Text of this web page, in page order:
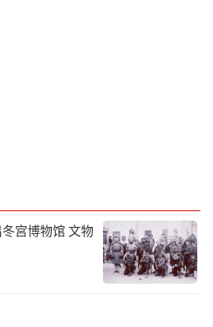
宫博物馆 文物